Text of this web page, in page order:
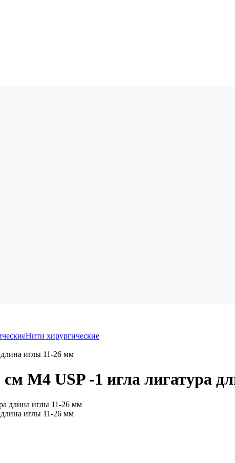
Нити хирургические
иглы 11-26 мм
М4 USP -1 игла лигатура
иглы 11-26 мм